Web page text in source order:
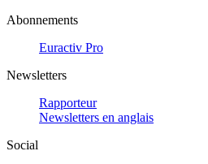
Abonnements
Euractiv Pro
Newsletters
Rapporteur
Newsletters en anglais
Social